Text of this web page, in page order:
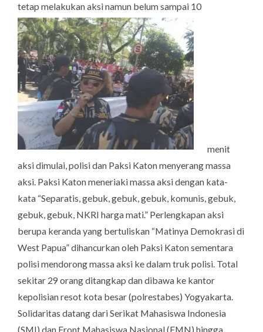
tetap melakukan aksi namun belum sampai 10
menit
aksi dimulai, polisi dan Paksi Katon menyerang massa
aksi. Paksi Katon meneriaki massa aksi dengan kata-
kata “Separatis, gebuk, gebuk, gebuk, komunis, gebuk,
gebuk, gebuk, NKRI harga mati.” Perlengkapan aksi
berupa keranda yang bertuliskan “Matinya Demokrasi di
West Papua” dihancurkan oleh Paksi Katon sementara
polisi mendorong massa aksi ke dalam truk polisi. Total
sekitar 29 orang ditangkap dan dibawa ke kantor
kepolisian resot kota besar (polrestabes) Yogyakarta.
Solidaritas datang dari Serikat Mahasiswa Indonesia
(SMI) dan Front Mahasiswa Nasional (FMN) hingga